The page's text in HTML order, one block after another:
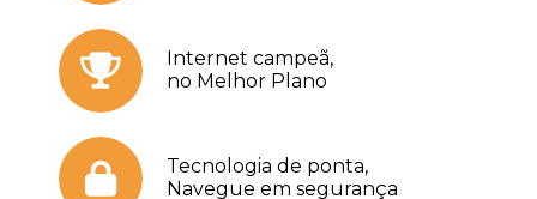
Internet campeã,
no Melhor Plano
Tecnologia de ponta,
Navegue em segurança